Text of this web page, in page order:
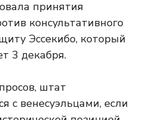
принятия
консультативного
Эссекибо, который
3 декабря.
штат
с венесуэльцами, если